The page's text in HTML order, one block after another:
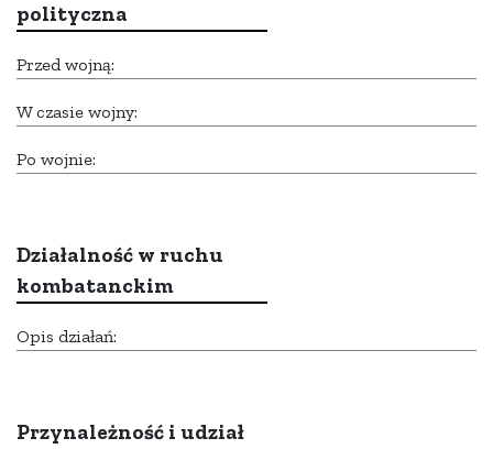
polityczna
Przed wojną:
W czasie wojny:
Po wojnie:
Działalność w ruchu
kombatanckim
Opis działań:
Przynależność i udział